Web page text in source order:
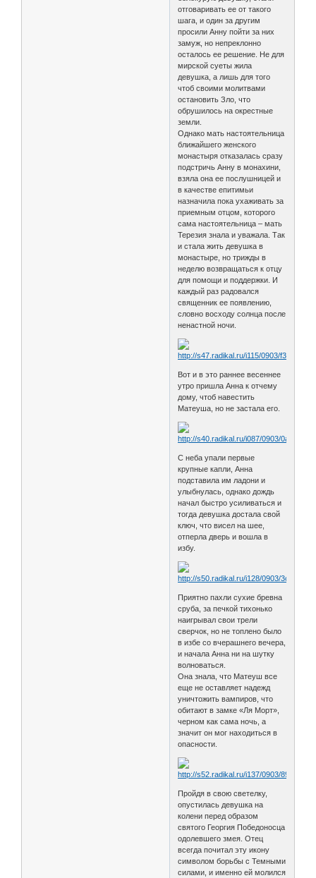
отговаривать ее от такого
шага, и один за другим
просили Анну пойти за них
замуж, но непреклонно
осталось ее решение. Не для
мирской суеты жила
девушка, а лишь для того
чтоб своими молитвами
остановить Зло, что
обрушилось на окрестные
земли.
Однако мать настоятельница
ближайшего женского
монастыря отказалась сразу
подстричь Анну в монахини,
взяла она ее послушницей и
в качестве епитимьи
назначила пока ухаживать за
приемным отцом, которого
сама настоятельница – мать
Терезия знала и уважала. Так
и стала жить девушка в
монастыре, но трижды в
неделю возвращаться к отцу
для помощи и поддержки. И
каждый раз радовался
священник ее появлению,
словно восходу солнца после
ненастной ночи.
Вот и в это раннее весеннее
утро пришла Анна к отчему
дому, чтоб навестить
Матеуша, но не застала его.
С неба упали первые
крупные капли, Анна
подставила им ладони и
улыбнулась, однако дождь
начал быстро усиливаться и
тогда девушка достала свой
ключ, что висел на шее,
отперла дверь и вошла в
избу.
Приятно пахли сухие бревна
сруба, за печкой тихонько
наигрывал свои трели
сверчок, но не топлено было
в избе со вчерашнего вечера,
и начала Анна ни на шутку
волноваться.
Она знала, что Матеуш все
еще не оставляет надежд
уничтожить вампиров, что
обитают в замке «Ля Морт»,
черном как сама ночь, а
значит он мог находиться в
опасности.
Пройдя в свою светелку,
опустилась девушка на
колени перед образом
святого Георгия Победоносца
одолевшего змея. Отец
всегда почитал эту икону
символом борьбы с Темными
силами, и именно ей молился